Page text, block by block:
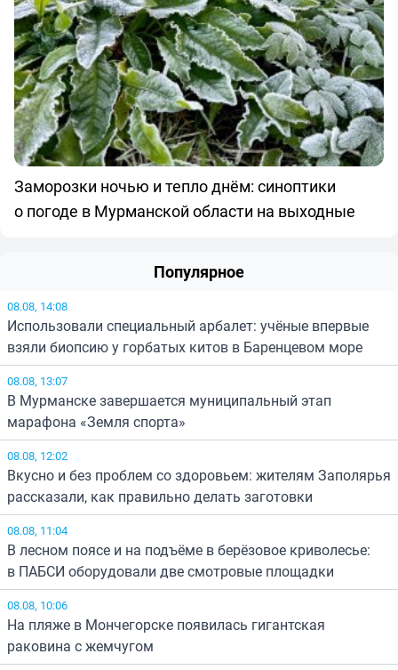
Заморозки ночью и тепло днём: синоптики
о погоде в Мурманской области на выходные
Популярное
08.08, 14:08
Использовали специальный арбалет: учёные впервые
взяли биопсию у горбатых китов в Баренцевом море
08.08, 13:07
В Мурманске завершается муниципальный этап
марафона «Земля спорта»
08.08, 12:02
Вкусно и без проблем со здоровьем: жителям Заполярья
рассказали, как правильно делать заготовки
08.08, 11:04
В лесном поясе и на подъёме в берёзовое криволесье:
в ПАБСИ оборудовали две смотровые площадки
08.08, 10:06
На пляже в Мончегорске появилась гигантская
раковина с жемчугом